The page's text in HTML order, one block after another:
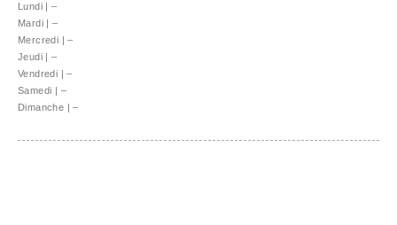
Lundi | –
Mardi | –
Mercredi | –
Jeudi | –
Vendredi | –
Samedi | –
Dimanche | –